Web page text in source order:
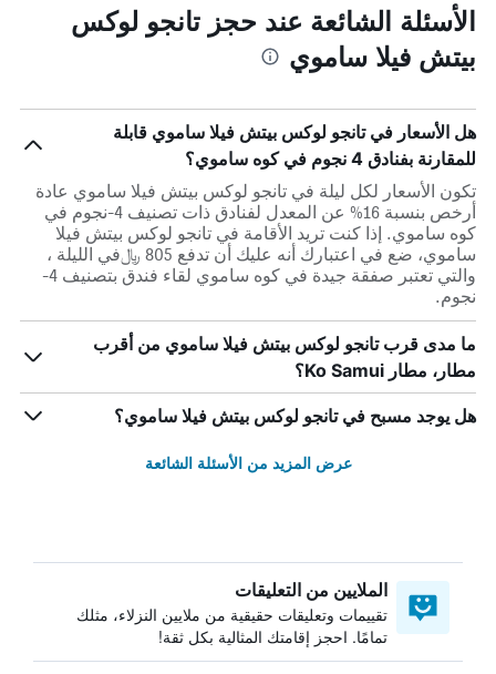
الأسئلة الشائعة عند حجز تانجو لوكس
بيتش فيلا ساموي
هل الأسعار في تانجو لوكس بيتش فيلا ساموي قابلة
للمقارنة بفنادق 4 نجوم في كوه ساموي؟
تكون الأسعار لكل ليلة في تانجو لوكس بيتش فيلا ساموي عادة
أرخص بنسبة 16% عن المعدل لفنادق ذات تصنيف 4-نجوم في
كوه ساموي. إذا كنت تريد الأقامة في تانجو لوكس بيتش فيلا
ساموي، ضع في اعتبارك أنه عليك أن تدفع 805 ﷼في الليلة ،
والتي تعتبر صفقة جيدة في كوه ساموي لقاء فندق بتصنيف 4-
نجوم.
ما مدى قرب تانجو لوكس بيتش فيلا ساموي من أقرب
مطار، مطار Ko Samui؟
هل يوجد مسبح في تانجو لوكس بيتش فيلا ساموي؟
عرض المزيد من الأسئلة الشائعة
الملايين من التعليقات
تقييمات وتعليقات حقيقية من ملايين النزلاء، مثلك
تمامًا. احجز إقامتك المثالية بكل ثقة!